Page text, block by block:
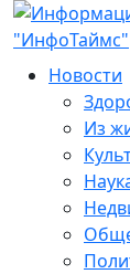
Новости
Из